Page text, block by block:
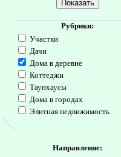
Рубрики:
Участки
Дачи
Дома в деревне
Коттеджи
Таунхаусы
Дома в городах
Элитная недвижимость
Направление: